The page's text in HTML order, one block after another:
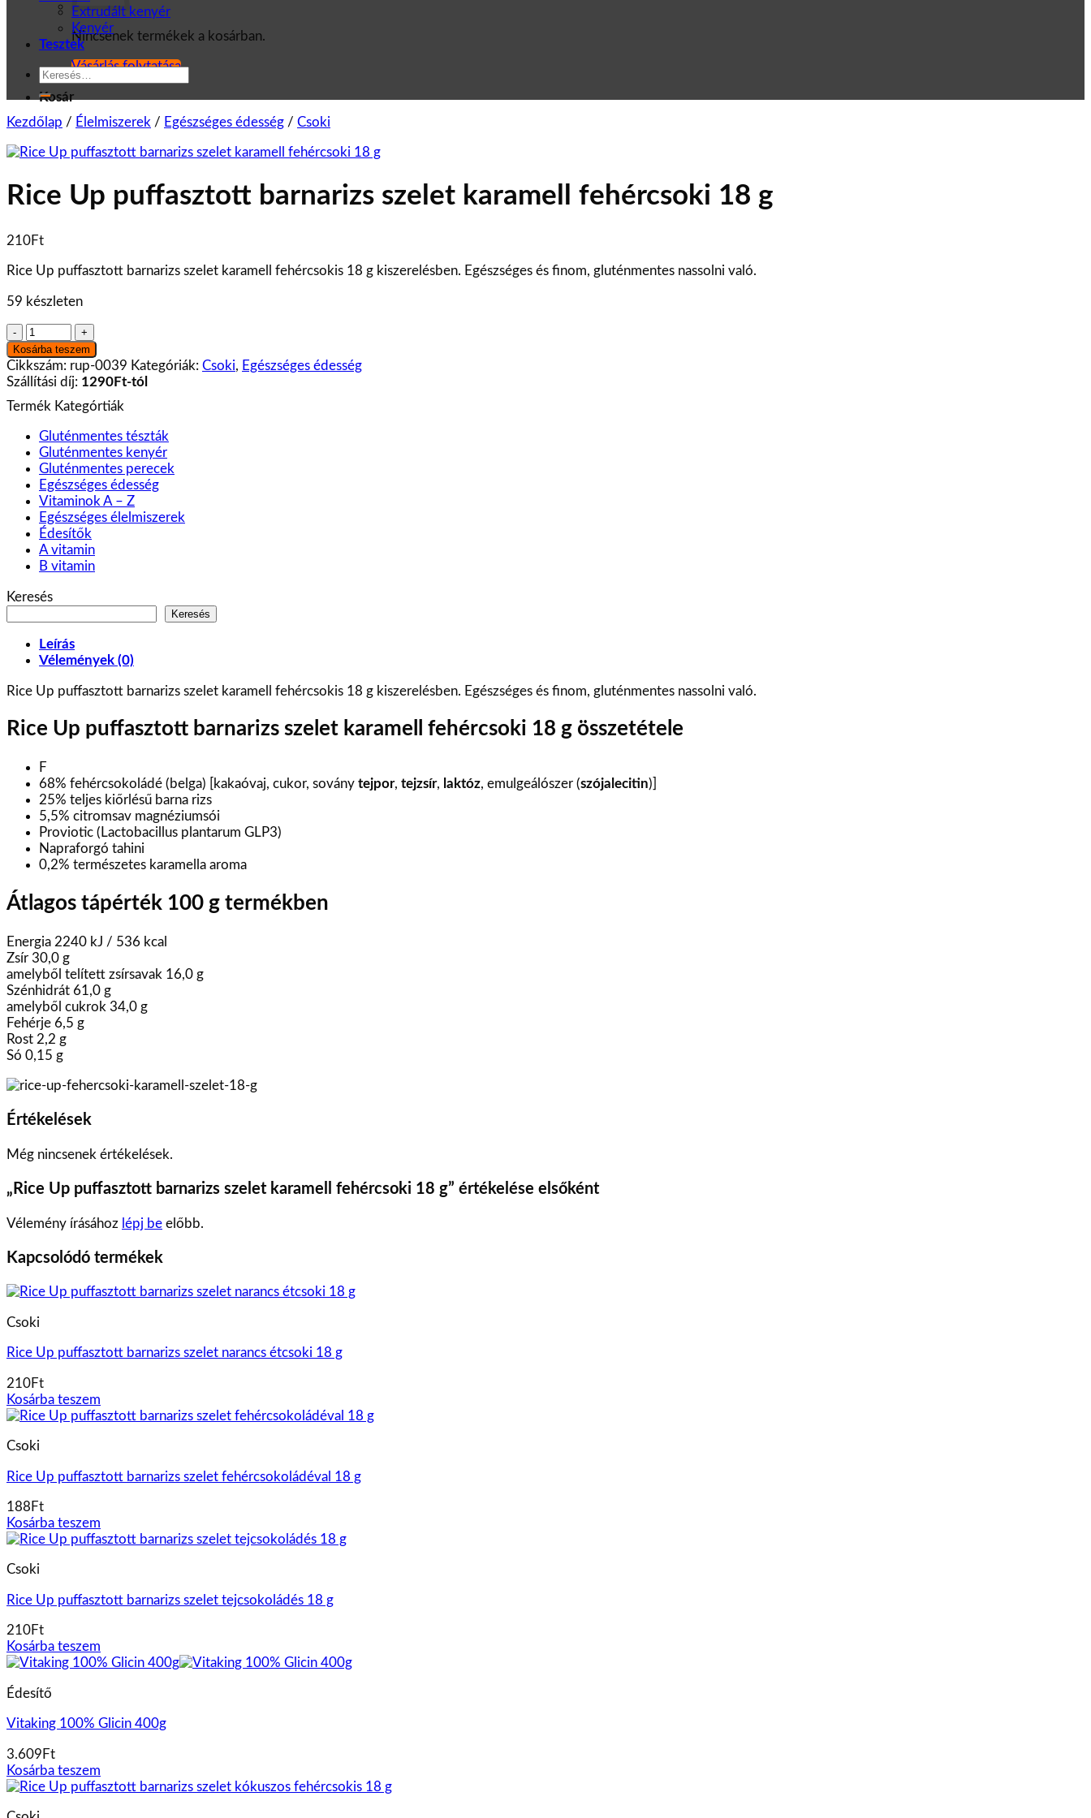
Nincsenek termékek a kosárban.
Vásárlás folytatása
Kosár
Extrudált kenyér
Kenyér
Tesztek
Keresés
a
következőre:
Kezdőlap / Élelmiszerek / Egészséges édesség / Csoki
Rice Up puffasztott barnarizs szelet karamell fehércsoki 18 g
210Ft
Rice Up puffasztott barnarizs szelet karamell fehércsokis 18 g kiszerelésben. Egészséges és finom, gluténmentes nassolni való.
59 készleten
Rice
Up
puffasztott
barnarizs
karamell
fehércsoki
18
mennyiség
Kosárba teszem
Cikkszám: rup-0039 Kategóriák: Csoki, Egészséges édesség
Szállítási díj: 1290Ft-tól
Termék Kategórtiák
Gluténmentes tészták
Gluténmentes kenyér
Gluténmentes perecek
Egészséges édesség
Vitaminok A – Z
Egészséges élelmiszerek
Édesítők
A vitamin
B vitamin
Keresés
Keresés
Leírás
Vélemények (0)
Rice Up puffasztott barnarizs szelet karamell fehércsokis 18 g kiszerelésben. Egészséges és finom, gluténmentes nassolni való.
Rice Up puffasztott barnarizs szelet karamell fehércsoki 18 g összetétele
F
68% fehércsokoládé (belga) [kakaóvaj, cukor, sovány tejpor, tejzsír, laktóz, emulgeálószer (szójalecitin)]
25% teljes kiőrlésű barna rizs
5,5% citromsav magnéziumsói
Proviotic (Lactobacillus plantarum GLP3)
Napraforgó tahini
0,2% természetes karamella aroma
Átlagos tápérték 100 g termékben
Energia 2240 kJ / 536 kcal
Zsír 30,0 g
amelyből telített zsírsavak 16,0 g
Szénhidrát 61,0 g
amelyből cukrok 34,0 g
Fehérje 6,5 g
Rost 2,2 g
Só 0,15 g
Értékelések
Még nincsenek értékelések.
„Rice Up puffasztott barnarizs szelet karamell fehércsoki 18 g” értékelése elsőként
Vélemény írásához lépj be előbb.
Kapcsolódó termékek
Csoki
Rice Up puffasztott barnarizs szelet narancs étcsoki 18 g
210Ft
Kosárba teszem
Csoki
Rice Up puffasztott barnarizs szelet fehércsokoládéval 18 g
188 Ft
Kosárba teszem
Csoki
Rice Up puffasztott barnarizs szelet tejcsokoládés 18 g
210Ft
Kosárba teszem
Édesítő
Vitaking 100% Glicin 400g
3.609 Ft
Kosárba teszem